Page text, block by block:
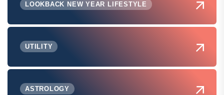
LOOKBACK NEW YEAR LIFESTYLE
UTILITY
ASTROLOGY